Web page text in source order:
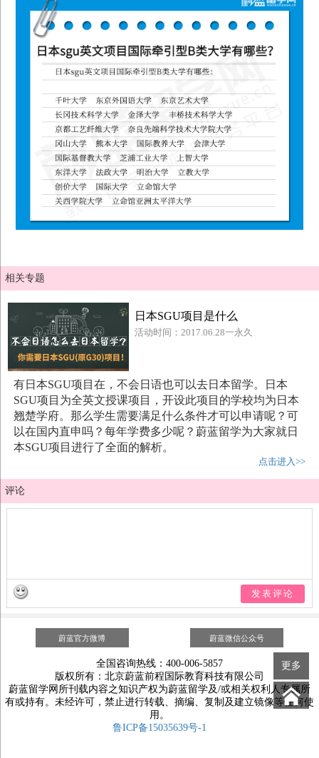
相关专题
日本SGU项目是什么
活动时间：2017.06.28一永久
有日本SGU项目在，不会日语也可以去日本留学。日本
SGU项目为全英文授课项目，开设此项目的学校均为日本
翘楚学府。那么学生需要满足什么条件才可以申请呢？可
以在国内直申吗？每年学费多少呢？蔚蓝留学为大家就日
本SGU项目进行了全面的解析。
点击进入>>
评论
发表评论
更多
蔚蓝官方微博 蔚蓝微信公众号
全国咨询热线：400-006-5857
版权所有：北京蔚蓝前程国际教育科技有限公司
蔚蓝留学网所刊载内容之知识产权为蔚蓝留学及/或相关权利人专属所
有或持有。未经许可，禁止进行转载、摘编、复制及建立镜像等任何使
用。
鲁ICP备15035639号-1